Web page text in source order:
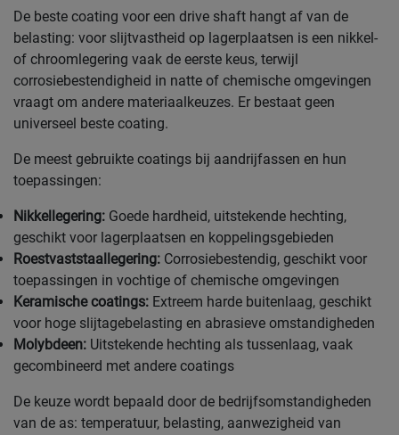
De beste coating voor een drive shaft hangt af van de
belasting: voor slijtvastheid op lagerplaatsen is een nikkel-
of chroomlegering vaak de eerste keus, terwijl
corrosiebestendigheid in natte of chemische omgevingen
vraagt om andere materiaalkeuzes. Er bestaat geen
universeel beste coating.
De meest gebruikte coatings bij aandrijfassen en hun
toepassingen:
Nikkellegering: Goede hardheid, uitstekende hechting,
geschikt voor lagerplaatsen en koppelingsgebieden
Roestvaststaallegering: Corrosiebestendig, geschikt voor
toepassingen in vochtige of chemische omgevingen
Keramische coatings: Extreem harde buitenlaag, geschikt
voor hoge slijtagebelasting en abrasieve omstandigheden
Molybdeen: Uitstekende hechting als tussenlaag, vaak
gecombineerd met andere coatings
De keuze wordt bepaald door de bedrijfsomstandigheden
van de as: temperatuur, belasting, aanwezigheid van